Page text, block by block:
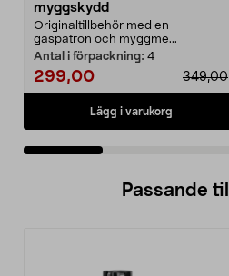
myggskydd
Originaltillbehör med en
gaspatron och myggme...
Antal i förpackning: 4
299,00 349,00
Lägg i varukorg
Passande